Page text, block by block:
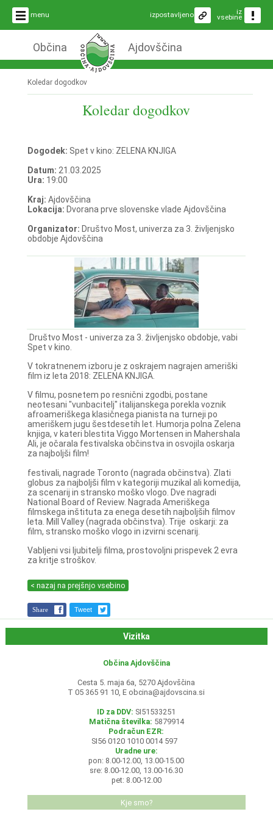
menu iz
vsebine
izpostavljeno
Občina Ajdovščina
Koledar dogodkov
Koledar dogodkov
Dogodek: Spet v kino: ZELENA KNJIGA
Datum: 21.03.2025
Ura: 19:00
Kraj: Ajdovščina
Lokacija: Dvorana prve slovenske vlade Ajdovščina
Organizator: Društvo Most, univerza za 3. življenjsko
obdobje Ajdovščina
Društvo Most - univerza za 3. življenjsko obdobje, vabi
Spet v kino.
V tokratnenem izboru je z oskrajem nagrajen ameriški
film iz leta 2018: ZELENA KNJIGA.
V filmu, posnetem po resnični zgodbi, postane
neotesani "vunbacitelj" italijanskega porekla voznik
afroameriškega klasičnega pianista na turneji po
ameriškem jugu šestdesetih let. Humorja polna Zelena
knjiga, v kateri blestita Viggo Mortensen in Mahershala
Ali, je očarala festivalska občinstva in osvojila oskarja
za najboljši film!
festivali, nagrade Toronto (nagrada občinstva). Zlati
globus za najboljši film v kategoriji muzikal ali komedija,
za scenarij in stransko moško vlogo. Dve nagradi
National Board of Review. Nagrada Ameriškega
filmskega inštituta za enega desetih najboljših filmov
leta. Mill Valley (nagrada občinstva). Trije oskarji: za
film, stransko moško vlogo in izvirni scenarij.
Vabljeni vsi ljubitelji filma, prostovoljni prispevek 2 evra
za kritje stroškov.
< nazaj na prejšnjo vsebino
Share Tweet
Vizitka
Občina Ajdovščina
Cesta 5. maja 6a, 5270 Ajdovščina
T 05 365 91 10, E obcina@ajdovscina.si
ID za DDV: SI51533251
Matična številka: 5879914
Podračun EZR:
SI56 0120 1010 0014 597
Uradne ure:
pon: 8.00-12.00, 13.00-15.00
sre: 8.00-12.00, 13.00-16.30
pet: 8.00-12.00
Kje smo?